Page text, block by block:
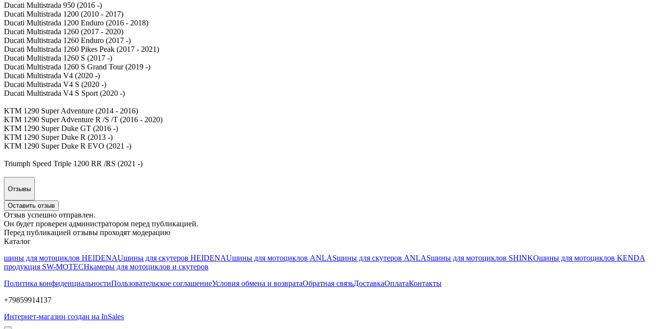
Ducati Multistrada 950 (2016 -)
Ducati Multistrada 1200 (2010 - 2017)
Ducati Multistrada 1200 Enduro (2016 - 2018)
Ducati Multistrada 1260 (2017 - 2020)
Ducati Multistrada 1260 Enduro (2017 -)
Ducati Multistrada 1260 Pikes Peak (2017 - 2021)
Ducati Multistrada 1260 S (2017 -)
Ducati Multistrada 1260 S Grand Tour (2019 -)
Ducati Multistrada V4 (2020 -)
Ducati Multistrada V4 S (2020 -)
Ducati Multistrada V4 S Sport (2020 -)
KTM 1290 Super Adventure (2014 - 2016)
KTM 1290 Super Adventure R /S /T (2016 - 2020)
KTM 1290 Super Duke GT (2016 -)
KTM 1290 Super Duke R (2013 -)
KTM 1290 Super Duke R EVO (2021 -)
Triumph Speed Triple 1200 RR /RS (2021 -)
Отзывы
Оставить отзыв
Отзыв успешно отправлен.
Он будет проверен администратором перед публикацией.
Перед публикацией отзывы проходят модерацию
Каталог
шины для мотоциклов HEIDENAUшины для скутеров HEIDENAUшины для мотоциклов ANLASшины для скутеров ANLASшины для мотоциклов SHINKOшины для мотоциклов KENDA
продукция SW-MOTECHкамеры для мотоциклов и скутеров
Политика конфиденциальностиПользовательское соглашениеУсловия обмена и возвратаОбратная связьДоставкаОплатаКонтакты
+79859914137
Интернет-магазин создан на InSales